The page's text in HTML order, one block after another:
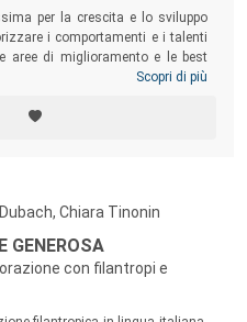
per la crescita e lo sviluppo
i comportamenti e i talenti
aree di miglioramento e le best
aiutando a comprendere
professionale, fornendo un
Scopri di più
Chiara Tinonin
GENEROSA
con filantropi e